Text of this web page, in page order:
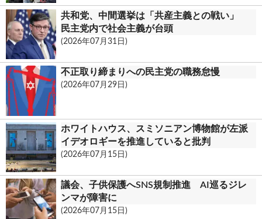
m
共和党、中間選挙は「共産主義との戦い」
民主党内で社会主義が台頭
(2026年07月31日)
不正取り締まりへの民主党の職務怠慢
(2026年07月29日)
ホワイトハウス、スミソニアン博物館が左派
イデオロギーを推進していると批判
(2026年07月15日)
議会、子供保護へSNS規制推進 AI巡るジレ
ンマが障害に
(2026年07月15日)